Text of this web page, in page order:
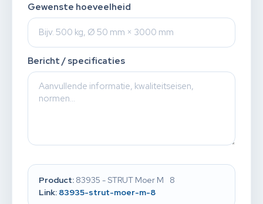
Gewenste hoeveelheid
Bericht / specificaties
Product: 83935 - STRUT Moer M 8
Link: 83935-strut-moer-m-8